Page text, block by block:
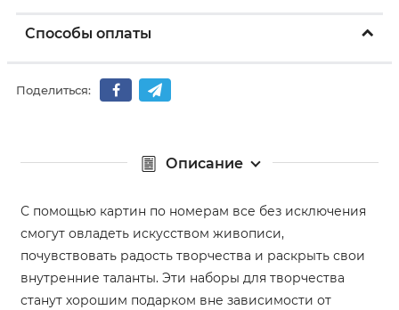
Способы оплаты
Поделиться:
Описание
С помощью картин по номерам все без исключения
смогут овладеть искусством живописи,
почувствовать радость творчества и раскрыть свои
внутренние таланты. Эти наборы для творчества
станут хорошим подарком вне зависимости от